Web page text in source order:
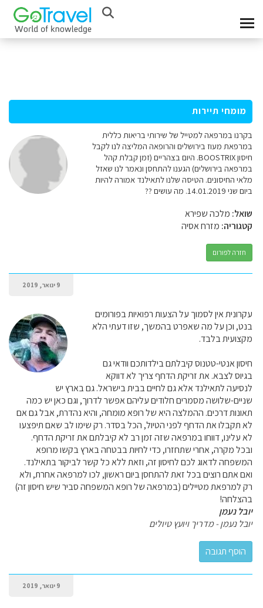
מומחי תיירות
בקרנו במרפאה למטייל של שירותי בריאות כללית
במרפאת מעוז בירושלים והרופאה המליצה לנו לקבל
חיסון BOOSTRIX. היום בצהריים (זמן קבלת קהל
במרפאה בירושלים) הגענו להתחסן ונאמר לנו שאזל
מלאי החיסונים. הטיסה שלנו לתאילנד אמורה להיות
ביום שני 14.01.2019. מה עושים ??
שואל: מלכה שפירא
קטגוריה: מזרח אסיה
חזרה לפורום
9 ינואר, 2019
עקרונית אין לסמוך על הצעות רפואיות בפורומים
בנט, וכן על מה שאפרט בהמשך, שזו דעתי הלא
מקצועית בלבד.
חיסון אנטי-טטנוס קיבלתם בילדותכם וודאי גם
בגיוס לצבא. את זריקת הדחף צריך לא דווקא
לנסיעה לתאילנד אלא גם לחיים בבית בישראל. גם בארץ יש
שניים-שלושה מסמרים חלודים עליהם אפשר לדרוך, וגם כאן יש כמה
תאונות דרכים. ההמלצה היא של רופא מומחה, והיא נהדרת, אבל גם אם
לא תקבלו את הדחף לפני הטיול, הכל בסדר. רק שימו לב שאם תיפצעו
לא עלינו, דווחו במרפאה שזה זמן רב לא קיבלתם את זריקת הדחף.
ובכל מקרה, אחרי שתחזרו, כדי לחיות בבטחה בארץ בקשו מרופא
המשפחה לדאוג לכם לחיסון זה, וזאת ללא כל קשר לביקור בתאילנד.
ואם אתם רוצים בכל זאת להתחסן ביום ראשון, לכו למרפאה אחרת, ולא
רק למרפאת מטיילים (במרפאה של רופא המשפחה סביר שיש חיסון זה)
בהצלחה!
יובל נעמן
יובל נעמן - מדריך ויועץ טיולים
9 ינואר, 2019